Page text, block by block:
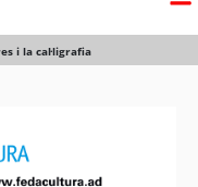
i la cal·ligrafia